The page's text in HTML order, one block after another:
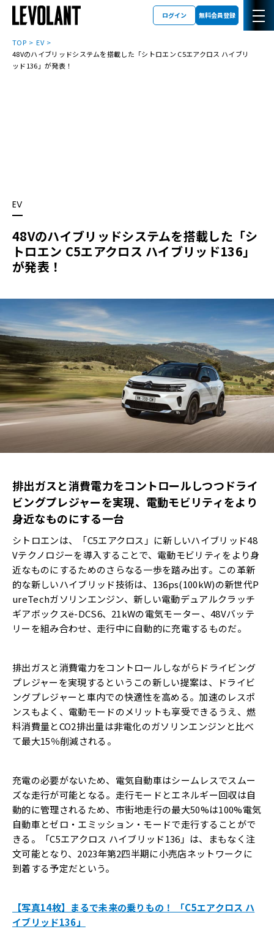
ログイン 無料会員登録
TOP
EV
48Vのハイブリッドシステムを搭載した「シトロエン C5エアクロス ハイブリ
ッド136」が発表！
EV
48Vのハイブリッドシステムを搭載した「シ
トロエン C5エアクロス ハイブリッド136」
が発表！
排出ガスと消費電力をコントロールしつつドライ
ビングプレジャーを実現、電動モビリティをより
身近なものにする一台
シトロエンは、「C5エアクロス」に新しいハイブリッド48
Vテクノロジーを導入することで、電動モビリティをより身
近なものにするためのさらなる一歩を踏み出す。この革新
的な新しいハイブリッド技術は、136ps(100kW)の新世代P
ureTechガソリンエンジン、新しい電動デュアルクラッチ
ギアボックスë-DCS6、21kWの電気モーター、48Vバッテ
リーを組み合わせ、走行中に自動的に充電するものだ。
排出ガスと消費電力をコントロールしながらドライビング
プレジャーを実現するというこの新しい提案は、ドライビ
ングプレジャーと車内での快適性を高める。加速のレスポ
ンスもよく、電動モードのメリットも享受できるうえ、燃
料消費量とCO2排出量は非電化のガソリンエンジンと比べ
て最大15％削減される。
充電の必要がないため、電気自動車はシームレスでスムー
ズな走行が可能となる。走行モードとエネルギー回収は自
動的に管理されるため、市街地走行の最大50%は100%電気
自動車とゼロ・エミッション・モードで走行することがで
きる。「C5エアクロス ハイブリッド136」は、まもなく注
文可能となり、2023年第2四半期に小売店ネットワークに
到着する予定だという。
【写真14枚】まるで未来の乗りもの！ 「C5エアクロス ハ
イブリッド136」